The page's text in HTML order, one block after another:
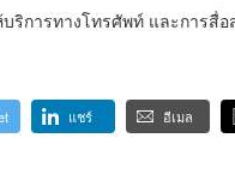
ริการทางโทรศัพท์ และการสื่
แชร์ อีเมล